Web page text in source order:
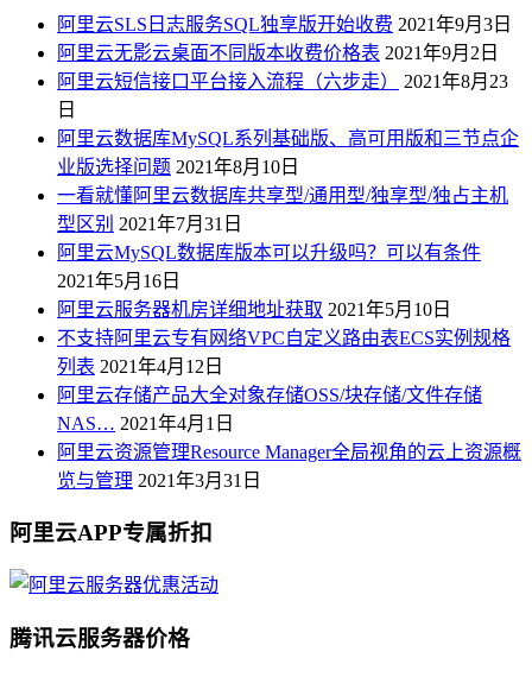
阿里云SLS日志服务SQL独享版开始收费 2021年9月3日
阿里云无影云桌面不同版本收费价格表 2021年9月2日
阿里云短信接口平台接入流程（六步走）
2021年8月23
日
阿里云数据库MySQL系列基础版、高可用版和三节点企
业版选择问题 2021年8月10日
一看就懂阿里云数据库共享型/通用型/独享型/独占主机
型区别 2021年7月31日
阿里云MySQL数据库版本可以升级吗？可以有条件
2021年5月16日
阿里云服务器机房详细地址获取 2021年5月10日
不支持阿里云专有网络VPC自定义路由表ECS实例规格
列表 2021年4月12日
阿里云存储产品大全对象存储OSS/块存储/文件存储
NAS… 2021年4月1日
阿里云资源管理Resource Manager全局视角的云上资源概
览与管理 2021年3月31日
阿里云APP专属折扣
腾讯云服务器价格